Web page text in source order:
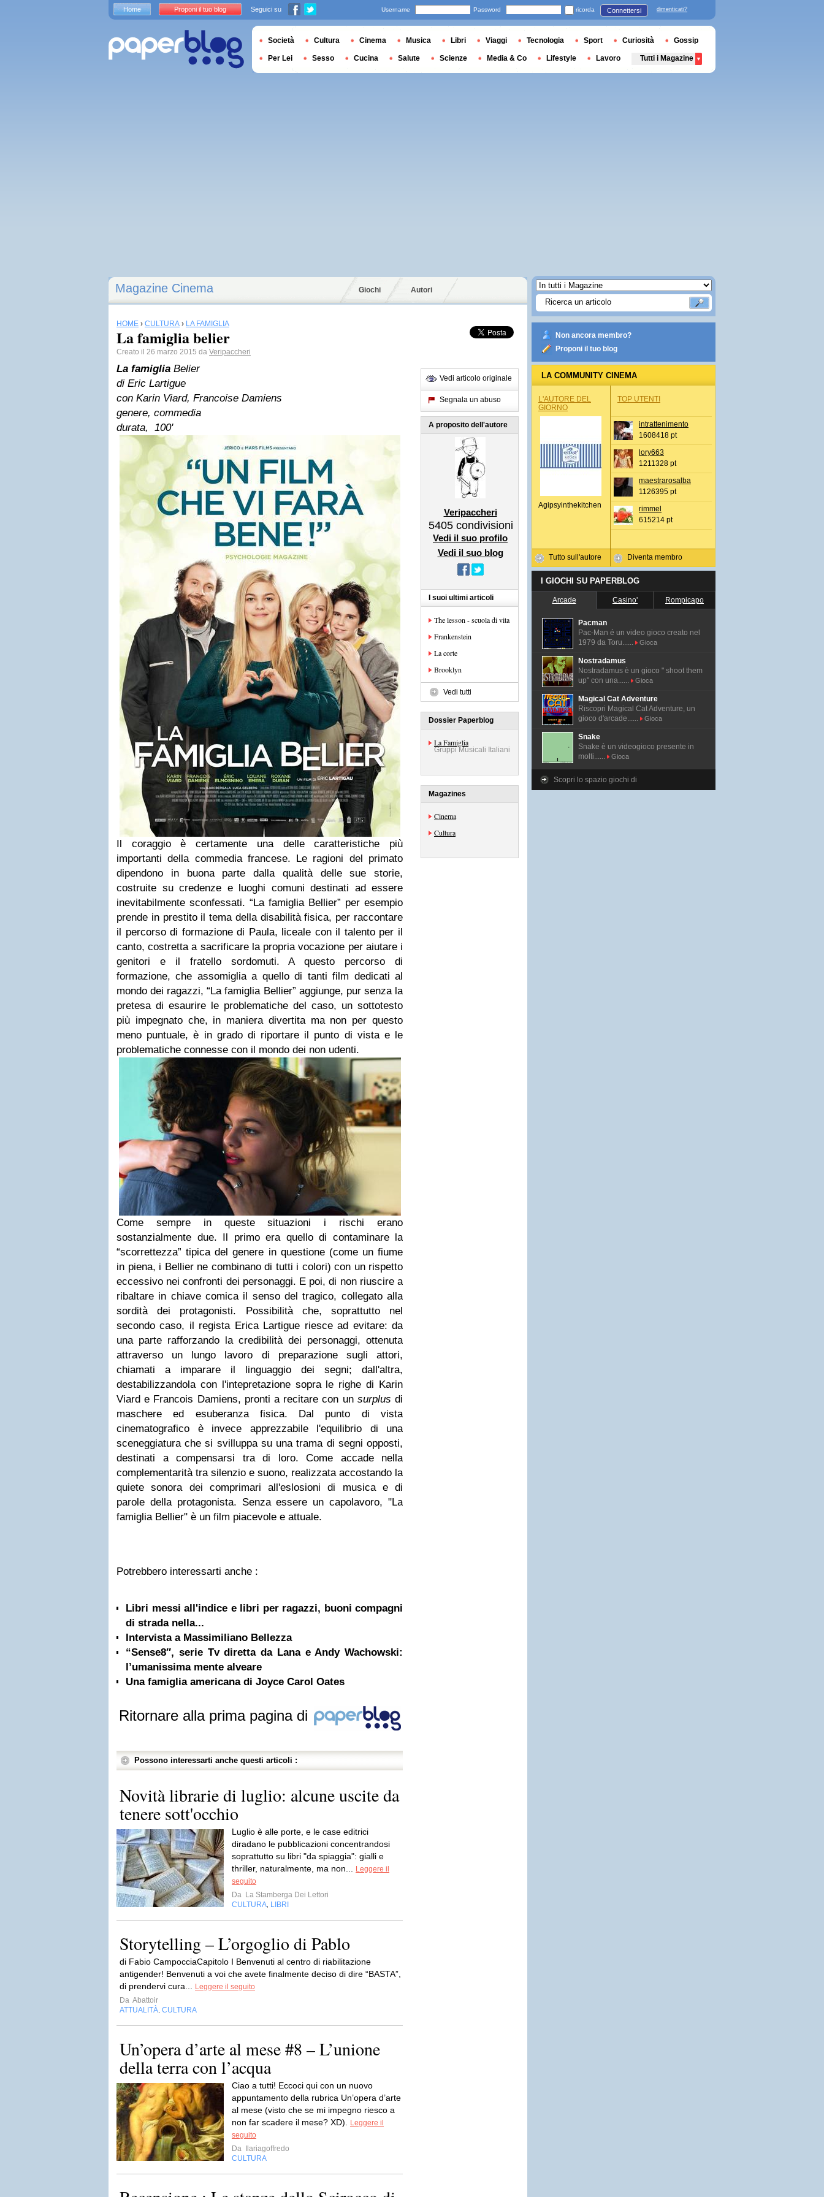
Magazine Cinema Giochi Autori
HOME › CULTURA › LA FAMIGLIA
La famiglia belier
Creato il 26 marzo 2015 da Veripaccheri
La famiglia Belier
di Eric Lartigue
con Karin Viard, Francoise Damiens
genere, commedia
durata, 100'
Il coraggio è certamente una delle caratteristiche più
importanti della commedia francese. Le ragioni del primato
dipendono in buona parte dalla qualità delle sue storie,
costruite su credenze e luoghi comuni destinati ad essere
inevitabilmente sconfessati. “La famiglia Bellier” per esempio
prende in prestito il tema della disabilità fisica, per raccontare
il percorso di formazione di Paula, liceale con il talento per il
canto, costretta a sacrificare la propria vocazione per aiutare i
genitori e il fratello sordomuti. A questo percorso di
formazione, che assomiglia a quello di tanti film dedicati al
mondo dei ragazzi, “La famiglia Bellier” aggiunge, pur senza la
pretesa di esaurire le problematiche del caso, un sottotesto
più impegnato che, in maniera divertita ma non per questo
meno puntuale, è in grado di riportare il punto di vista e le
problematiche connesse con il mondo dei non udenti.
Come sempre in queste situazioni i rischi erano
sostanzialmente due. Il primo era quello di contaminare la
“scorrettezza” tipica del genere in questione (come un fiume
in piena, i Bellier ne combinano di tutti i colori) con un rispetto
eccessivo nei confronti dei personaggi. E poi, di non riuscire a
ribaltare in chiave comica il senso del tragico, collegato alla
sordità dei protagonisti. Possibilità che, soprattutto nel
secondo caso, il regista Erica Lartigue riesce ad evitare: da
una parte rafforzando la credibilità dei personaggi, ottenuta
attraverso un lungo lavoro di preparazione sugli attori,
chiamati a imparare il linguaggio dei segni; dall'altra,
destabilizzandola con l'intepretazione sopra le righe di Karin
Viard e Francois Damiens, pronti a recitare con un surplusdi
maschere ed esuberanza fisica. Dal punto di vista
cinematografico è invece apprezzabile l'equilibrio di una
sceneggiatura che si svilluppa su una trama di segni opposti,
destinati a compensarsi tra di loro. Come accade nella
complementarità tra silenzio e suono, realizzata accostando la
quiete sonora dei comprimari all'eslosioni di musica e di
parole della protagonista. Senza essere un capolavoro, "La
famiglia Bellier" è un film piacevole e attuale.
Potrebbero interessarti anche :
Libri messi all'indice e libri per ragazzi, buoni compagni
di strada nella...
Intervista a Massimiliano Bellezza
“Sense8″, serie Tv diretta da Lana e Andy Wachowski:
l’umanissima mente alveare
Una famiglia americana di Joyce Carol Oates
Ritornare alla prima pagina di
Possono interessarti anche questi articoli :
Novità librarie di luglio: alcune uscite da
tenere sott'occhio
Luglio è alle porte, e le case editrici
diradano le pubblicazioni concentrandosi
soprattutto su libri "da spiaggia": gialli e
thriller, naturalmente, ma non...
Leggere il
seguito
Da La Stamberga Dei Lettori
CULTURA LIBRI
Storytelling – L’orgoglio di Pablo
di Fabio CampocciaCapitolo I Benvenuti al centro di riabilitazione
antigender! Benvenuti a voi che avete finalmente deciso di dire “BASTA”,
di prendervi cura...
Leggere il seguito
Da Abattoir
ATTUALITÀ CULTURA
Un’opera d’arte al mese #8 – L’unione
della terra con l’acqua
Ciao a tutti! Eccoci qui con un nuovo
appuntamento della rubrica Un’opera d’arte
al mese (visto che se mi impegno riesco a
non far scadere il mese? XD).
Leggere il
seguito
Da
Ilariagoffredo
CULTURA
Vedi articolo originale
Segnala un abuso
A proposito dell'autore
Veripaccheri
5405 condivisioni
Vedi il suo profilo
Vedi il suo blog
I suoi ultimi articoli
The lesson - scuola di vita
Frankenstein
La corte
Brooklyn
Vedi tutti
Dossier Paperblog
La Famiglia
Gruppi Musicali Italiani
Magazines
Cinema
Cultura
Non ancora membro?
Proponi il tuo blog
LA COMMUNITY CINEMA
L'AUTORE DEL
GIORNO
Agipsyinthekitchen
Tutto sull'autore
TOP UTENTI
intrattenimento
1608418 pt
lory663
1211328 pt
maestrarosalba
1126395 pt
rimmel
615214 pt
Diventa membro
I GIOCHI SU PAPERBLOG
Arcade Casino' Rompicapo
Pacman
Pac-Man é un video gioco creato nel
1979 da Toru......
Gioca
Nostradamus
Nostradamus è un gioco " shoot them
up" con una......
Gioca
Magical Cat Adventure
Riscopri Magical Cat Adventure, un
gioco d'arcade......
Gioca
Snake
Snake è un videogioco presente in
molti......
Gioca
Scopri lo spazio giochi di
Home Proponi il tuo blog Seguici su Username Password ricorda Connettersi dimenticati?
Società Cultura Cinema Musica Libri Viaggi Tecnologia Sport Curiosità Gossip
Per Lei Sesso Cucina Salute Scienze Media & Co Lifestyle Lavoro Tutti i Magazine